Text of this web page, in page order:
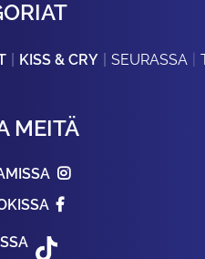
KISS & CRY SEURASSA
MEITÄ